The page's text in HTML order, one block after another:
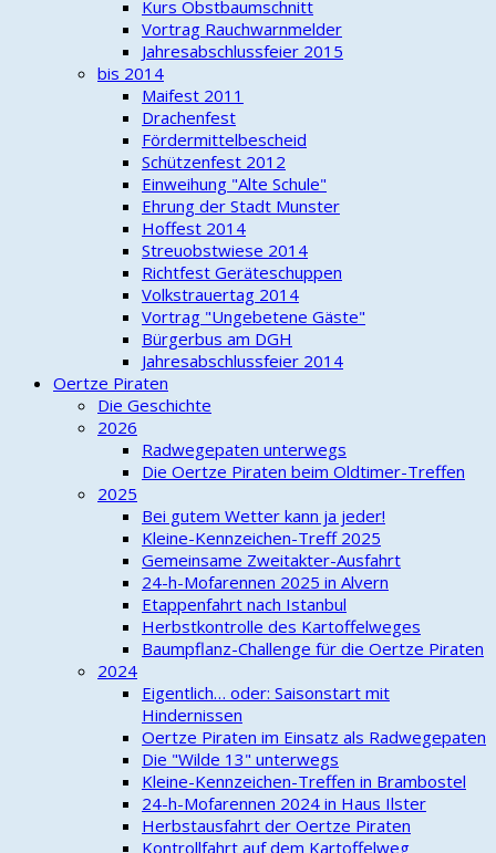
Kurs Obstbaumschnitt
Vortrag Rauchwarnmelder
Jahresabschlussfeier 2015
bis 2014
Maifest 2011
Drachenfest
Fördermittelbescheid
Schützenfest 2012
Einweihung "Alte Schule"
Ehrung der Stadt Munster
Hoffest 2014
Streuobstwiese 2014
Richtfest Geräteschuppen
Volkstrauertag 2014
Vortrag "Ungebetene Gäste"
Bürgerbus am DGH
Jahresabschlussfeier 2014
Oertze Piraten
Die Geschichte
2026
Radwegepaten unterwegs
Die Oertze Piraten beim Oldtimer-Treffen
2025
Bei gutem Wetter kann ja jeder!
Kleine-Kennzeichen-Treff 2025
Gemeinsame Zweitakter-Ausfahrt
24-h-Mofarennen 2025 in Alvern
Etappenfahrt nach Istanbul
Herbstkontrolle des Kartoffelweges
Baumpflanz-Challenge für die Oertze Piraten
2024
Eigentlich… oder: Saisonstart mit
Hindernissen
Oertze Piraten im Einsatz als Radwegepaten
Die "Wilde 13" unterwegs
Kleine-Kennzeichen-Treffen in Brambostel
24-h-Mofarennen 2024 in Haus Ilster
Herbstausfahrt der Oertze Piraten
Kontrollfahrt auf dem Kartoffelweg